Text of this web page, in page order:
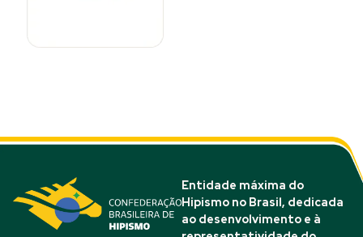
Entidade máxima do
Hipismo no Brasil, dedicada
ao desenvolvimento e à